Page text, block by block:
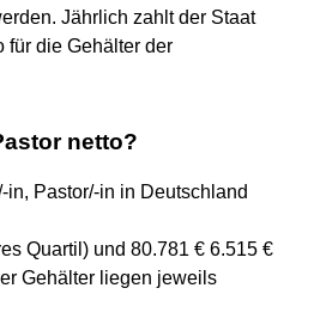
Jährlich zahlt der Staat
für die Gehälter der
netto?
in, Pastor/-in in Deutschland
Quartil) und 80.781 € 6.515 €
Gehälter liegen jeweils